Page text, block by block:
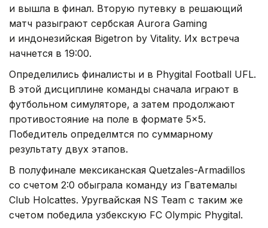
и вышла в финал. Вторую путевку в решающий
матч разыграют сербская Aurora Gaming
и индонезийская Bigetron by Vitality. Их встреча
начнется в 19:00.
Определились финалисты и в Phygital Football UFL.
В этой дисциплине команды сначала играют в
футбольном симуляторе, а затем продолжают
противостояние на поле в формате 5×5.
Победитель определмтся по суммарному
результату двух этапов.
В полуфинале мексиканская Quetzales-Armadillos
со счетом 2:0 обыграла команду из Гватемалы
Club Holcattes. Уругвайская NS Team с таким же
счетом победила узбекскую FC Olympic Phygital.